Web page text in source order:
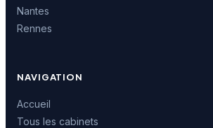
Nantes
Rennes
NAVIGATION
Accueil
Tous les cabinets